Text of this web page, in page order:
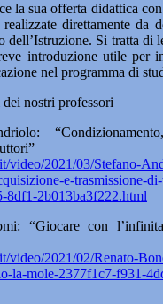
la sua offerta didattica
direttamente da
dell’Istruzione. Si tratta di
introduzione utile per
nel programma di
nostri professori
video/2021/03/Stefano-
e-trasmissione-
8df1-2b013ba3f222.html
“Giocare con
video/2021/02/Renato-
la-mole-2377f1c7-f931-